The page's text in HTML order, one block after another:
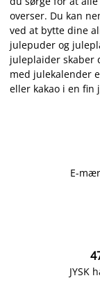
overser. Du kan
ved at bytte dine
julepuder og
juleplaider skaber
med julekalender
eller kakao i en fin
E-
JYSK